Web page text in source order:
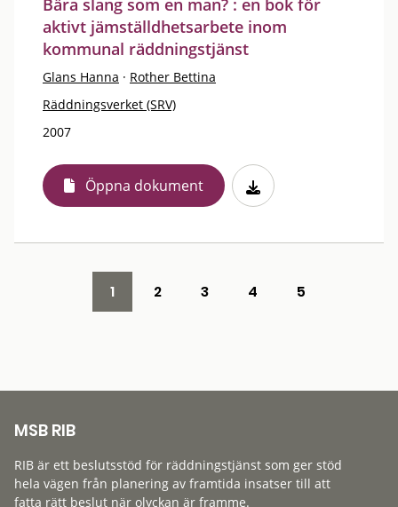
Bära slang som en man? : en bok för
aktivt jämställdhetsarbete inom
kommunal räddningstjänst
Glans Hanna · Rother Bettina
Räddningsverket (SRV)
2007
Öppna dokument
1 2 3 4 5
MSB RIB
RIB är ett beslutsstöd för räddningstjänst som ger stöd
hela vägen från planering av framtida insatser till att
fatta rätt beslut när olyckan är framme.